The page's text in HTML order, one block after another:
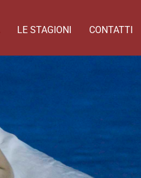
LE STAGIONI CONTATTI